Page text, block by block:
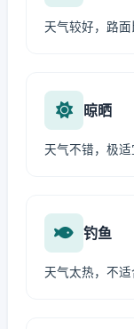
天气较好，路面
晾晒
天气不错，极适
钓鱼
天气太热，不适